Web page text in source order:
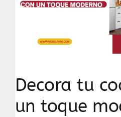
Decora tu
un toque